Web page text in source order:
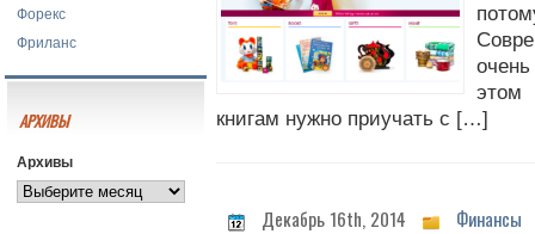
Форекс
Фриланс
АРХИВЫ
Архивы
этом
книгам нужно приучать с […]
Декабрь 16th, 2014 Финансы